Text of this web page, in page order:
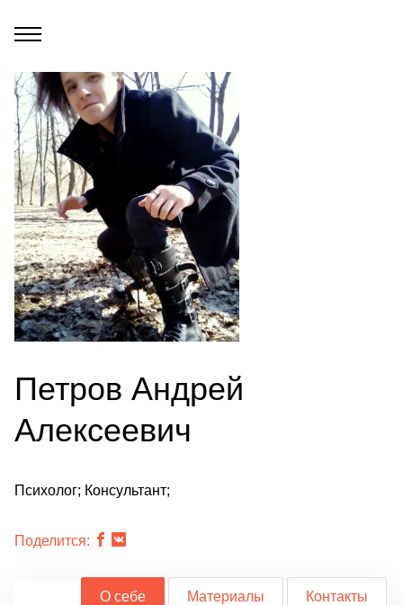
Петров Андрей
Алексеевич
Психолог; Консультант;
Поделится:
О себе Материалы Контакты